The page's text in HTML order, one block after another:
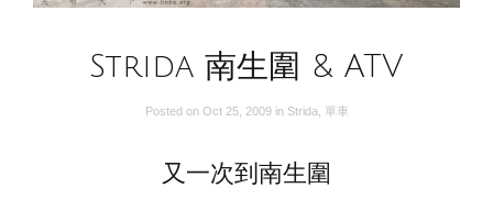
Strida 南生圍 & ATV
Posted on Oct 25, 2009 in Strida 單車
又一次到南生圍